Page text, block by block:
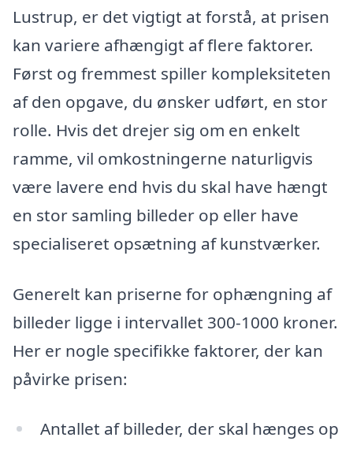
Lustrup, er det vigtigt at forstå, at prisen
kan variere afhængigt af flere faktorer.
Først og fremmest spiller kompleksiteten
af den opgave, du ønsker udført, en stor
rolle. Hvis det drejer sig om en enkelt
ramme, vil omkostningerne naturligvis
være lavere end hvis du skal have hængt
en stor samling billeder op eller have
specialiseret opsætning af kunstværker.
Generelt kan priserne for ophængning af
billeder ligge i intervallet 300-1000 kroner.
Her er nogle specifikke faktorer, der kan
påvirke prisen:
Antallet af billeder, der skal hænges op